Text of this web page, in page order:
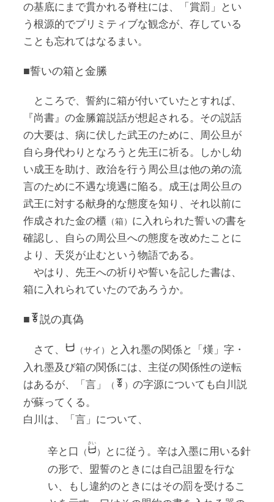
の基底にまで貫かれる脊柱には、「賞罰」とい
う根源的でプリミティブな観念が、存している
ことも忘れてはなるまい。
■誓いの箱と金縢
ところで、誓約に箱が付いていたとすれば、
『尚書』の金縢篇説話が想起される。その説話
の大要は、病に伏した武王のために、周公旦が
自ら身代わりとなろうと先王に祈る。しかし幼
い成王を助け、政治を行う周公旦は他の弟の流
言のために不遇な境遇に陥る。成王は周公旦の
武王に対する献身的な態度を知り、それ以前に
作成された金の櫃 （箱） に入れられた誓いの書を
確認し、自らの周公旦への態度を改めたことに
より、天災が止むという物語である。
やはり、先王への祈りや誓いを記した書は、
箱に入れられていたのであろうか。
■ 説の真偽
さて、 （サイ）
と入れ墨の関係と「熯」字・
入れ墨及び箱の関係には、主従の関係性の逆転
はあるが、「言」
（ ） の字源についても白川説
が蘇ってくる。
白川は、「言」について、
辛と口 （
さい
）
とに従う。辛は入墨に用いる針
の形で、盟誓のときには自己詛盟を行な
い、もし違約のときにはその罰を受けるこ